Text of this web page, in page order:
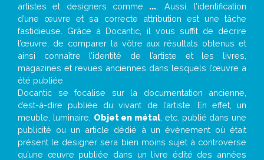
artistes et designers comme ... . Aussi, l’identification
d’une œuvre et sa correcte attribution est une tâche
fastidieuse. Grâce à Docantic, il vous suffit de décrire
l’œuvre, de comparer la vôtre aux résultats obtenus et
ainsi connaître l’identité de l’artiste et les livres,
magazines et revues anciennes dans lesquels l’œuvre a
été publiée.
Docantic se focalise sur la documentation ancienne,
c’est-à-dire publiée du vivant de l’artiste. En effet, un
meuble, luminaire, Objet en métal , etc. publié dans une
publicité ou un article dédié à un évènement où était
présent le designer sera bien moins sujet à controverse
qu’une œuvre publiée dans un livre édité des années